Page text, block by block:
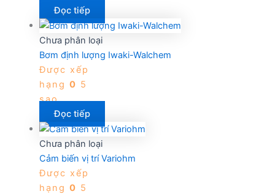
Đọc tiếp
Chưa phân loại
Bơm định lượng Iwaki-Walchem
Được xếp
hạng 0 5
sao
Đọc tiếp
Chưa phân loại
Cảm biến vị trí Variohm
Được xếp
hạng 0 5